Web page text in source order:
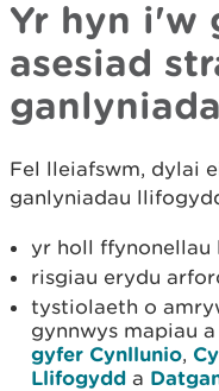
Yr hyn i'w
asesiad
Fel lleiafswm, dylai
ganlyniadau
yr holl ffynonellau
risgiau erydu
tystiolaeth o
gynnwys mapiau
gyfer Cynllunio,
Llifogydd a